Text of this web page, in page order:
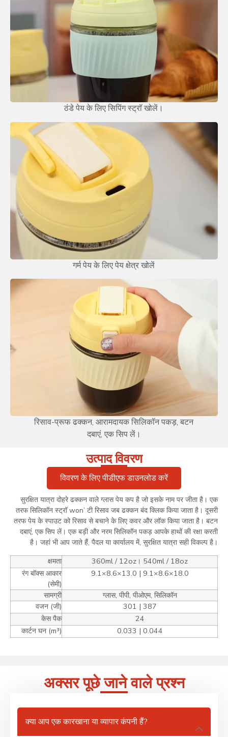
ठंडे पेय के लिए सिपिंग स्ट्रॉ खोलें।
गर्म पेय के लिए पेय क्षेत्र खोलें
रिसाव-प्रूफ ढक्कन, आरामदायक सिलिकॉन पकड़, बटन
दबाएं, एक सिप लें।
उत्पाद विवरण
विवरण के लिए पीडीएफ डाउनलोड करें
सुरक्षित यात्रा दोहरे ढक्कन वाले ग्लास पेय कप है जो इसके नाम पर जीता है। एक
तरफ सिलिकॉन स्ट्रॉ won’ टी रिसाव जब ढक्कन बंद क्लिक किया जाता है। दूसरी
तरफ पेय के स्पाउट को रिसाव से बचाने के लिए कवर और लॉक किया जाता है। बटन
दबाएं, एक सिप लें। एक बड़ी और नरम सिलिकॉन पकड़ आपके हाथों की रक्षा करती
है। जहां भी आप जाते हैं, पैदल या कार्यालय में, सुरक्षित यात्रा सही विकल्प है।
क्षमता
360ml / 12oz। 540ml / 18oz
रंग बॉक्स आकार
(सेमी)
9.1×8.6×13.0 | 9.1×8.6×18.0
सामग्री
ग्लास, पीपी, पीओएम, सिलिकॉन
वजन (जी)
301 | 387
केस पैक
24
कार्टन घन (m³)
0.033 | 0.044
अक्सर पूछे जाने वाले प्रश्न
क्या आप एक कारखाना या व्यापार कंपनी हैं?